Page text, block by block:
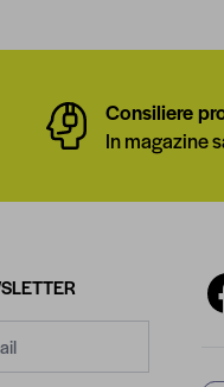
Consiliere
In magazine